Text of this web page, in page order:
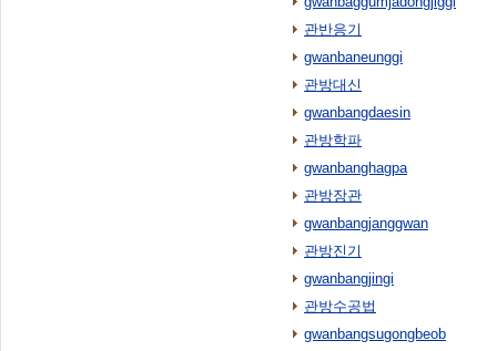
관반응기
gwanbaneunggi
관방대신
gwanbangdaesin
관방학파
gwanbanghagpa
관방장관
gwanbangjanggwan
관방진기
gwanbangjingi
관방수공법
gwanbangsugongbeob